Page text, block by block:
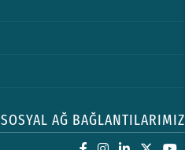
SOSYAL AĞ BAĞLANTILARIMIZ